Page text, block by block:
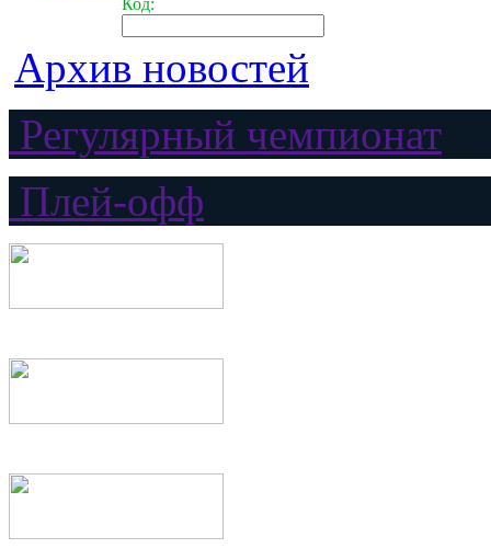
Код:
Архив новостей
Регулярный чемпионат
Плей-офф